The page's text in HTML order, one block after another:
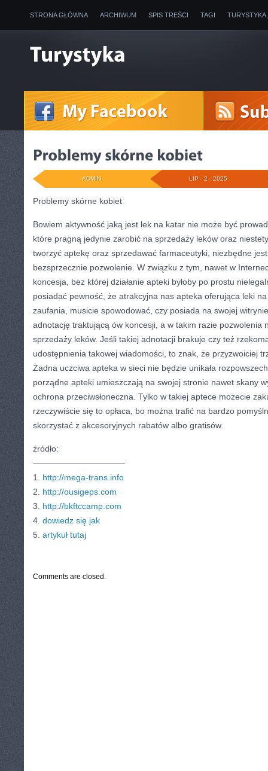
STRONA GŁÓWNA ARCHIWUM SPIS TREŚCI TAGI
LIP - 2 - 2025
ADMIN
Problemy skórne kobiet
Bowiem aktywność jaką jest lek na katar nie może być
które pragną jedynie zarobić na sprzedaży leków oraz
tworzyć aptekę oraz sprzedawać farmaceutyki, niezbędne
bezsprzecznie pozwolenie. W związku z tym, nawet w
koncesja, bez której działanie apteki byłoby po prostu
posiadać pewność, że atrakcyjna nas apteka oferująca leki
zaufania, musicie spowodować, czy posiada na swojej
adnotację traktującą ów koncesji, a w takim razie pozwolenia
sprzedaży leków. Jeśli takiej adnotacji brakuje czy też
udostępnienia takowej wiadomości, to znak, że przyzwoiciej
Żadna uczciwa apteka w sieci nie będzie unikała
porządne apteki umieszczają na swojej stronie nawet skany
ochrona przeciwsłoneczna. Tylko w takiej aptece możecie
rzeczywiście się to opłaca, bo można trafić na bardzo
skorzystać z akcesoryjnych rabatów albo gratisów.
źródło:
———————————
1. http://mega-trans.info
2. http://ousigeps.com
3. http://bkftccamp.com
4. dowiedz się jak
5. artykuł tutaj
Comments are closed.